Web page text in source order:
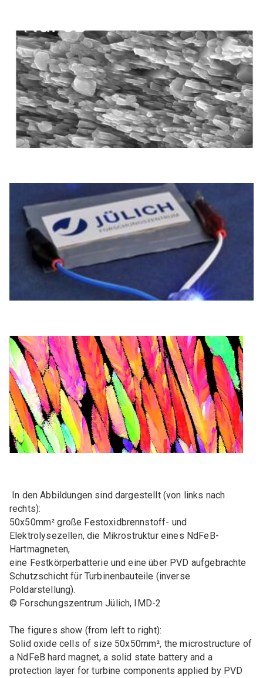
In den Abbildungen sind dargestellt (von links nach
rechts):
50x50mm² große Festoxidbrennstoff- und
Elektrolysezellen, die Mikrostruktur eines NdFeB-
Hartmagneten,
eine Festkörperbatterie und eine über PVD aufgebrachte
Schutzschicht für Turbinenbauteile (inverse
Poldarstellung).
© Forschungszentrum Jülich, IMD-2
The figures show (from left to right):
Solid oxide cells of size 50x50mm², the microstructure of
a NdFeB hard magnet, a solid state battery and a
protection layer for turbine components applied by PVD